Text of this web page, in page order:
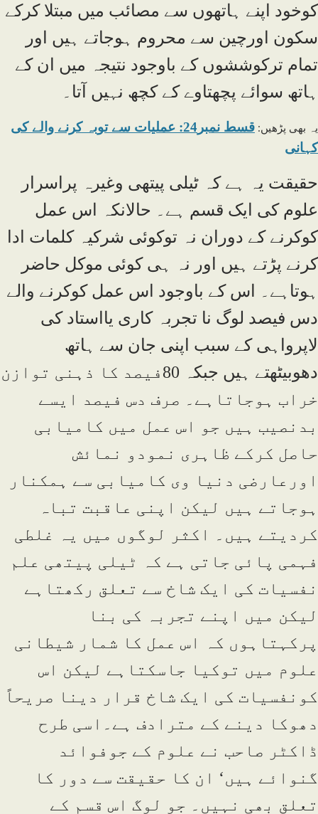
کوخود اپنے ہاتھوں سے مصائب میں مبتلا کرکے
سکون اورچین سے محروم ہوجاتے ہیں اور
تمام ترکوششوں کے باوجود نتیجہ میں ان کے
ہاتھ سوائے پچھتاوے کے کچھ نہیں آتا۔
یہ بھی پڑھیں:
قسط نمبر24: عملیات سے توبہ کرنے والے کی
کہانی
حقیقت یہ ہے کہ ٹیلی پیتھی وغیرہ پراسرار
علوم کی ایک قسم ہے۔ حالانکہ اس عمل
کوکرنے کے دوران نہ توکوئی شرکیہ کلمات ادا
کرنے پڑتے ہیں اور نہ ہی کوئی موکل حاضر
ہوتاہے۔ اس کے باوجود اس عمل کوکرنے والے
دس فیصد لوگ نا تجربہ کاری یااستاد کی
لاپرواہی کے سبب اپنی جان سے ہاتھ
دھوبیٹھتے ہیں جبکہ 80فیصد کا ذہنی توازن
خراب ہوجاتاہے۔ صرف دس فیصد ایسے
بدنصیب ہیں جو اس عمل میں کامیابی
حاصل کرکے ظاہری نمودو نمائش
اورعارضی دنیا وی کامیابی سے ہمکنار
ہوجاتے ہیں لیکن اپنی عاقبت تباہ
کردیتے ہیں۔ اکثر لوگوں میں یہ غلطی
فہمی پائی جاتی ہے کہ ٹیلی پیتھی علم
نفسیات کی ایک شاخ سے تعلق رکھتاہے
لیکن میں اپنے تجربہ کی بنا
پرکہتاہوں کہ اس عمل کا شمار شیطانی
علوم میں توکیا جاسکتاہے لیکن اس
کونفسیات کی ایک شاخ قرار دینا صریحاً
دھوکا دینے کے مترادف ہے۔اسی طرح
ڈاکٹر صاحب نے علوم کے جوفوائد
گنوائے ہیں‘ ان کا حقیقت سے دور کا
تعلق بھی نہیں۔ جو لوگ اس قسم کے